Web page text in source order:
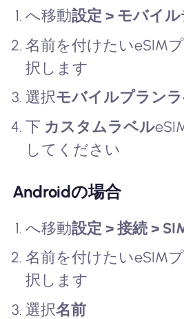
へ移動設定 > モバイ
名前を付けたいeSIM
択します
選択モバイルプラン
下 カスタムラベル
してください
Androidの場合
へ移動設定 > 接続 >
名前を付けたいeSIM
択します
選択名前